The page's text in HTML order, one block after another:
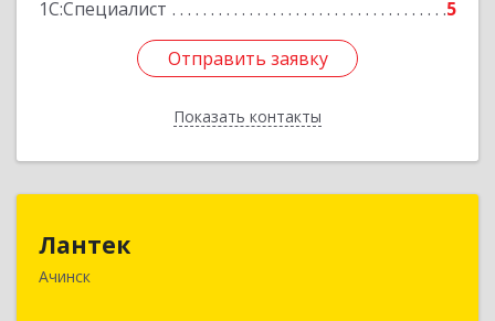
1С:Специалист
5
Отправить заявку
Показать контакты
Отправить заявку
Назад
Лантек
Ачинск